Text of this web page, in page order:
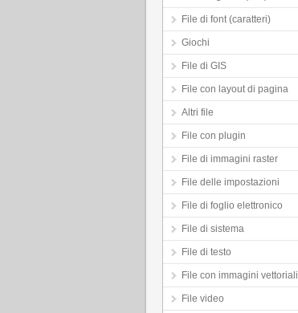
File di font (caratteri)
Giochi
File di GIS
File con layout di pagina
Altri file
File con plugin
File di immagini raster
File delle impostazioni
File di foglio elettronico
File di sistema
File di testo
File con immagini vettoriali
File video